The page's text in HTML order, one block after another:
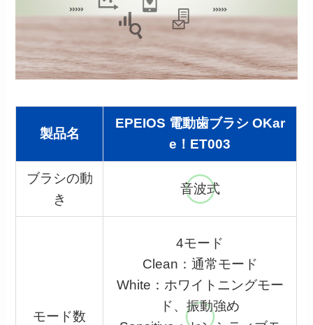
製品名
EPEIOS 電動歯ブラシ OKar
e！ET003
ブラシの動
き
音波式
モード数
4モード
Clean：通常モード
White：ホワイトニングモー
ド、振動強め